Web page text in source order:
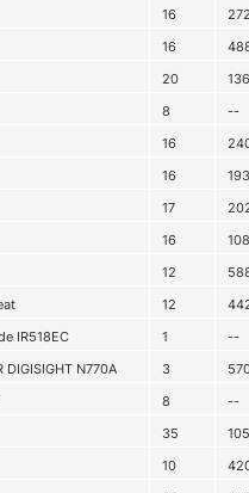
16
16
20
8 --
16
16
17
16
12
12
IR518EC 1 --
N770A 3
8 --
35
10